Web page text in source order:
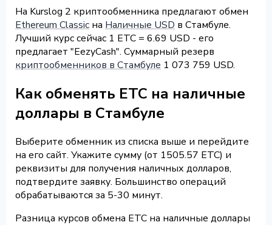
На Kurslog 2 криптообменника предлагают обмен
Ethereum Classic на Наличные USD в Стамбуле.
Лучший курс сейчас 1 ETC = 6.69 USD - его
предлагает "EezyCash". Суммарный резерв
криптообменников в Стамбуле 1 073 759 USD.
Как обменять ETC на наличные
доллары в Стамбуле
Выберите обменник из списка выше и перейдите
на его сайт. Укажите сумму (от 1505.57 ETC) и
реквизиты для получения наличных долларов,
подтвердите заявку. Большинство операций
обрабатываются за 5-30 минут.
Разница курсов обмена ETC на наличные доллары